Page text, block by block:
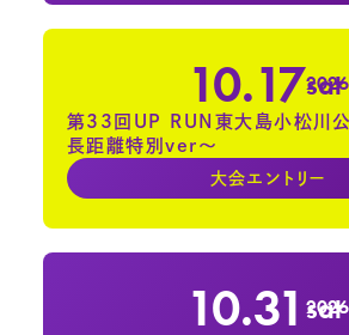
10.172026
sat
第33回UP RUN東大島小松川公
長距離特別ver～
大会エントリー
10.31 2026
sat